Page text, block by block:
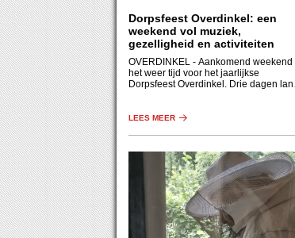
Dorpsfeest Overdinkel: een
weekend vol muziek,
gezelligheid en activiteiten
OVERDINKEL - Aankomend weekend
het weer tijd voor het jaarlijkse
Dorpsfeest Overdinkel. Drie dagen
activiteiten voor jong en oud.
LEES MEER